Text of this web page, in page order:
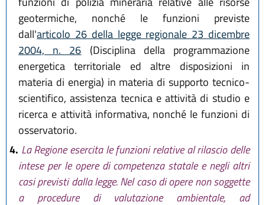
geotermiche, nonché le funzioni previste
dall'articolo 26 della legge regionale 23 dicembre
2004, n. 26 (Disciplina della programmazione
energetica territoriale ed altre disposizioni in
materia di energia) in materia di supporto tecnico-
scientifico, assistenza tecnica e attività di studio e
ricerca e attività informativa, nonché le funzioni di
osservatorio.
4. La Regione esercita le funzioni relative al rilascio delle
intese per le opere di competenza statale e negli altri
casi previsti dalla legge. Nel caso di opere non soggette
a procedure di valutazione ambientale, ad